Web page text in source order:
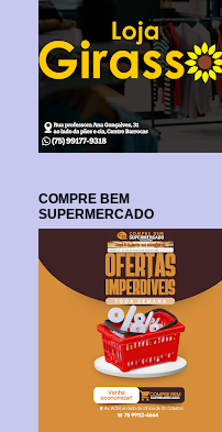
COMPRE BEM
SUPERMERCADO